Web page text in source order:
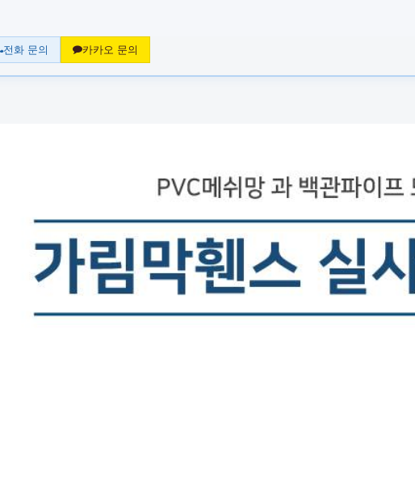
전화 문의 카카오 문의